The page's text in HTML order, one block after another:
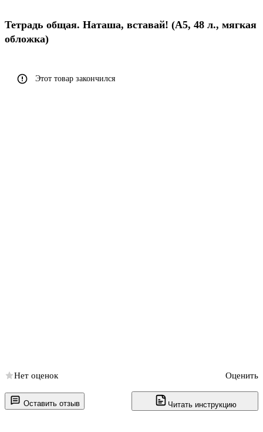
Оставить отзыв Читать инструкцию
Тетрадь общая. Наташа, вставай! (А5, 48 л., мягкая
обложка)
Этот товар закончился
Нет оценок Оценить